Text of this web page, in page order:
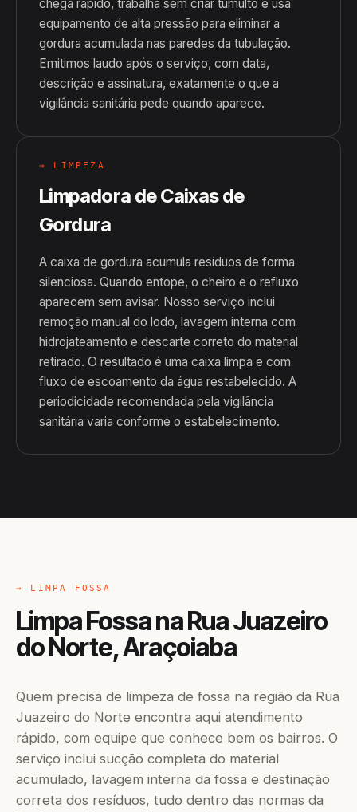
chega rápido, trabalha sem criar tumulto e usa
equipamento de alta pressão para eliminar a
gordura acumulada nas paredes da tubulação.
Emitimos laudo após o serviço, com data,
descrição e assinatura, exatamente o que a
vigilância sanitária pede quando aparece.
→ LIMPEZA
Limpadora de Caixas de
Gordura
A caixa de gordura acumula resíduos de forma
silenciosa. Quando entope, o cheiro e o refluxo
aparecem sem avisar. Nosso serviço inclui
remoção manual do lodo, lavagem interna com
hidrojateamento e descarte correto do material
retirado. O resultado é uma caixa limpa e com
fluxo de escoamento da água restabelecido. A
periodicidade recomendada pela vigilância
sanitária varia conforme o estabelecimento.
→ LIMPA FOSSA
Limpa Fossa na Rua Juazeiro
do Norte, Araçoiaba
Quem precisa de limpeza de fossa na região da Rua
Juazeiro do Norte encontra aqui atendimento
rápido, com equipe que conhece bem os bairros. O
serviço inclui sucção completa do material
acumulado, lavagem interna da fossa e destinação
correta dos resíduos, tudo dentro das normas da